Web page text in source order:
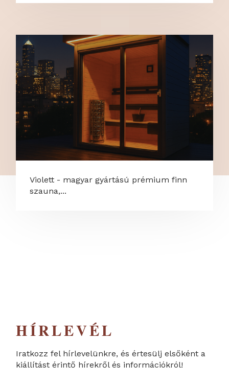
Violett - magyar gyártású prémium finn
szauna,...
HÍRLEVÉL
Iratkozz fel hírlevelünkre, és értesülj elsőként a
kiállítást érintő hírekről és információkról!